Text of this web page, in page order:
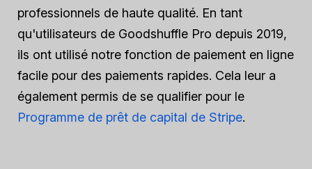
professionnels de haute qualité. En tant
qu'utilisateurs de Goodshuffle Pro depuis 2019,
ils ont utilisé notre fonction de paiement en ligne
facile pour des paiements rapides. Cela leur a
également permis de se qualifier pour le
Programme de prêt de capital de Stripe.